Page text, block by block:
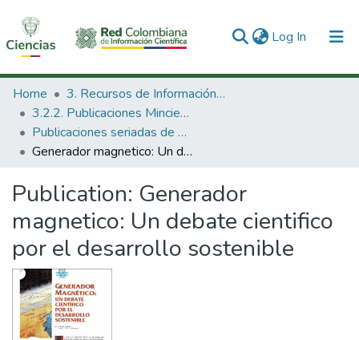
Log In (current)
Communities & Collections
All of DSpace
Statistics
Home
3. Recursos de Información Científica y Tecnológica
3.2.2. Publicaciones Minciencias
Publicaciones seriadas de Minciencias
Generador magnetico: Un debate cientifico por el desarrollo sostenible
Publication: Generador
magnetico: Un debate cientifico
por el desarrollo sostenible